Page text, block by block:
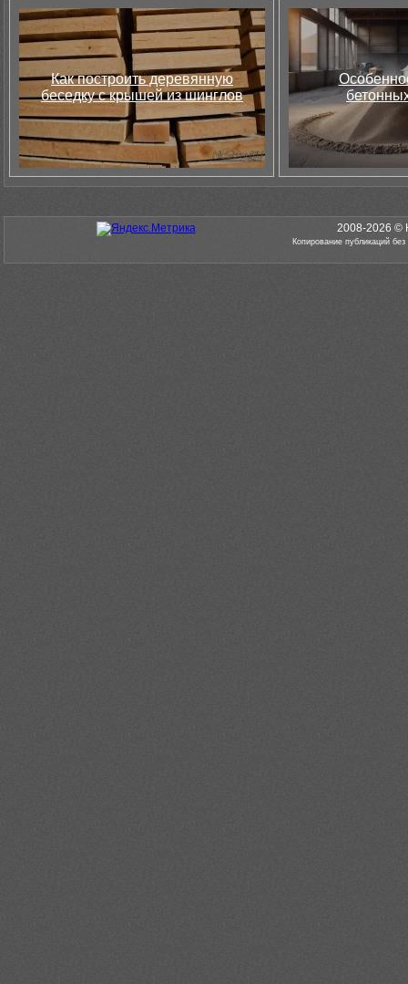
Как построить деревянную
беседку с крышей из шинглов
2008-2026 ©
Копирование публикаций